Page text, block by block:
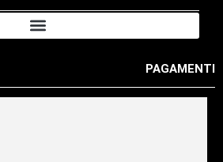
PAGAMENTI